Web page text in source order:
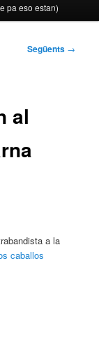
pa eso estan)
Següents →
al
a la
caballos